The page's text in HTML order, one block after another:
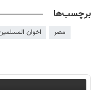
برچسب‌ها
مصر اخوان